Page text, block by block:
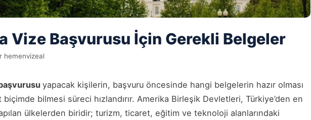
Vize Başvurusu İçin Gerekli Belgeler
hemenvizeal
yapacak kişilerin, başvuru öncesinde hangi belgelerin hazır olması
bilmesi süreci hızlandırır. Amerika Birleşik Devletleri, Türkiye’den en
ülkelerden biridir; turizm, ticaret, eğitim ve teknoloji alanlarındaki